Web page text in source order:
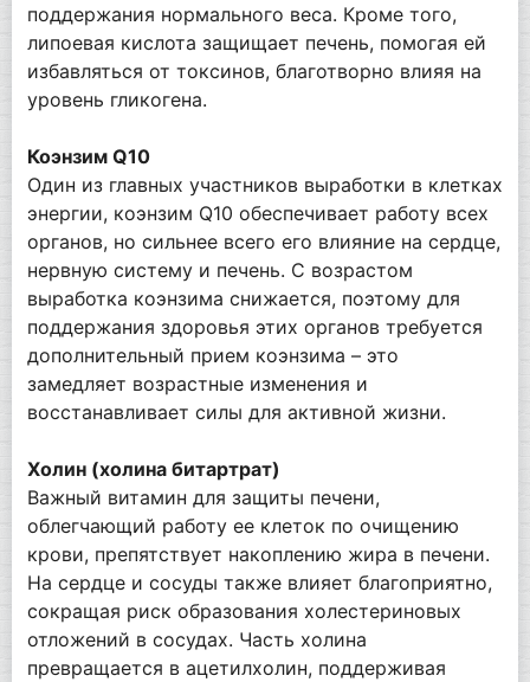
поддержания нормального веса. Кроме того,
липоевая кислота защищает печень, помогая ей
избавляться от токсинов, благотворно влияя на
уровень гликогена.
Коэнзим Q10
Один из главных участников выработки в клетках
энергии, коэнзим Q10 обеспечивает работу всех
органов, но сильнее всего его влияние на сердце,
нервную систему и печень. С возрастом
выработка коэнзима снижается, поэтому для
поддержания здоровья этих органов требуется
дополнительный прием коэнзима – это
замедляет возрастные изменения и
восстанавливает силы для активной жизни.
Холин (холина битартрат)
Важный витамин для защиты печени,
облегчающий работу ее клеток по очищению
крови, препятствует накоплению жира в печени.
На сердце и сосуды также влияет благоприятно,
сокращая риск образования холестериновых
отложений в сосудах. Часть холина
превращается в ацетилхолин, поддерживая